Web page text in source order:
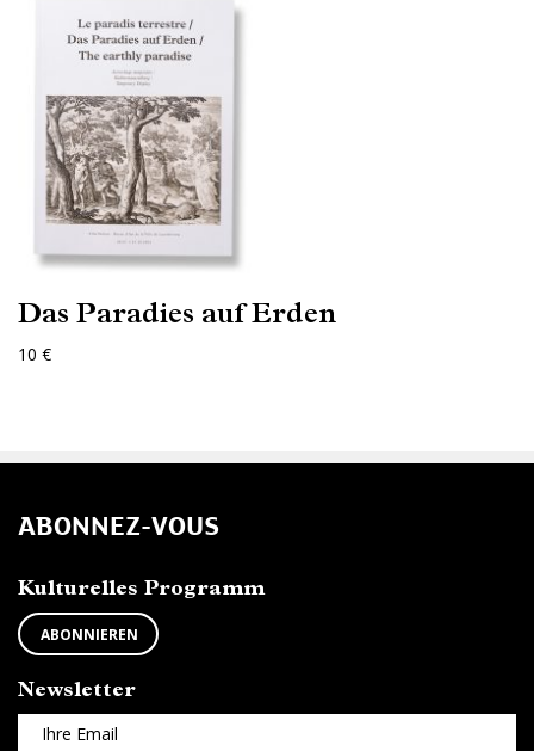
Das Paradies auf Erden
10 €
ABONNEZ-VOUS
Kulturelles Programm
ABONNIEREN
Newsletter
Ihre Email